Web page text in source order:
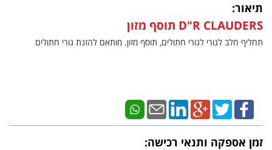
תיאור:
D"R CLAUDERS תוסף מזון
תחליף חלב לגורי לגורי חתולים, תוסף מזון. מותאם להזנת גורי חתולים
זמן אספקה ותנאי רכישה: